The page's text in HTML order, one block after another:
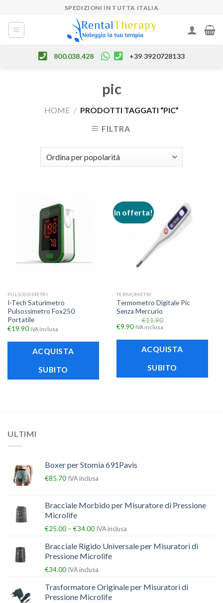
content
SPEDIZIONI IN TUTTA ITALIA
800.038.428 +39 3920728133
pic
HOME / PRODOTTI TAGGATI “PIC”
FILTRA
PULSOSSIMETRI
I-Tech Saturimetro
Pulsossimetro Fox250
Portatile
€19.90 IVA inclusa
ACQUISTA
SUBITO
In offerta!
TERMOMETRI
Termometro Digitale Pic
Senza Mercurio
€11.90
€9.90 IVA inclusa
ACQUISTA
SUBITO
ULTIMI
Boxer per Stomia 691Pavis
€85.70 IVA inclusa
Bracciale Morbido per Misuratore di Pressione
Microlife
€25.00 – €34.00 IVA inclusa
Bracciale Rigido Universale per Misuratori di
Pressione Microlife
€34.00 IVA inclusa
Trasformatore Originale per Misuratori di
Pressione Microlife